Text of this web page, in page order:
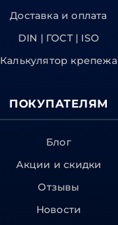
Доставка и оплата
DIN | ГОСТ | ISO
Калькулятор крепежа
ПОКУПАТЕЛЯМ
Блог
Акции и скидки
Отзывы
Новости